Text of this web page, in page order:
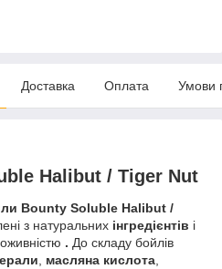
Доставка Оплата Умови
Halibut / Tiger Nut
Bounty Soluble Halibut /
з натуральних інгредієнтів і
. До складу бойлів
, масляна кислота,